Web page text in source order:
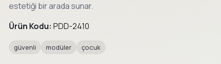
estetiği bir arada sunar.
Ürün Kodu: PDD-2410
güvenli modüler çocuk